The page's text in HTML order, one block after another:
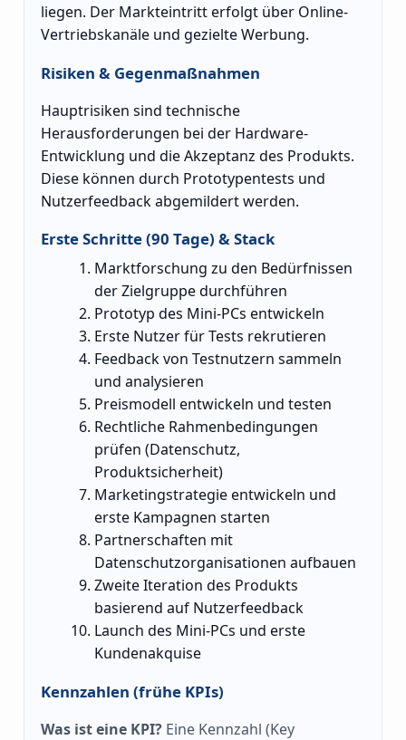
liegen. Der Markteintritt erfolgt über Online-
Vertriebskanäle und gezielte Werbung.
Risiken & Gegenmaßnahmen
Hauptrisiken sind technische
Herausforderungen bei der Hardware-
Entwicklung und die Akzeptanz des Produkts.
Diese können durch Prototypentests und
Nutzerfeedback abgemildert werden.
Erste Schritte (90 Tage) & Stack
Marktforschung zu den Bedürfnissen
der Zielgruppe durchführen
Prototyp des Mini-PCs entwickeln
Erste Nutzer für Tests rekrutieren
Feedback von Testnutzern sammeln
und analysieren
Preismodell entwickeln und testen
Rechtliche Rahmenbedingungen
prüfen (Datenschutz,
Produktsicherheit)
Marketingstrategie entwickeln und
erste Kampagnen starten
Partnerschaften mit
Datenschutzorganisationen aufbauen
Zweite Iteration des Produkts
basierend auf Nutzerfeedback
Launch des Mini-PCs und erste
Kundenakquise
Kennzahlen (frühe KPIs)
Was ist eine KPI? Eine Kennzahl (Key